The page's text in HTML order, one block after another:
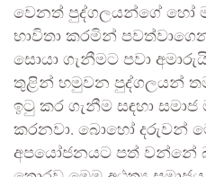
වෙනත් පුද්ගලයන්ගේ හෝ
භාවිතා කරමින්
සොයා ගැනීමට පවා
තුළින් හමුවන පුද්ගලයන්
ඉටු කර ගැනීම සඳහා සමාජ
කරනවා. බොහෝ දරුවන්
අපයෝජනයට පත් වන්නේ